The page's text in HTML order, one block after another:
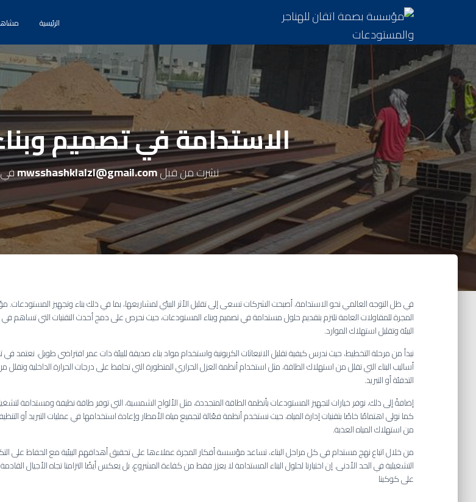
الرئيسية
الاستدامة في تصميم
نشرت من قبلmwsshashklalzl@gmail.com
في ظل التوجه العالمي نحو الاستدامة، أصبحت الشركات تسعى إلى تقليل الأثر البيئي لمشاريعها، بما في ذلك بناء وتجهيز
المجرة للمقاولات العامة تلتزم بتقديم حلول مستدامة في تصميم وبناء المستودعات، حيث نحرص على دمج أحدث التقنيات التي تساهم
البيئة وتقليل استهلاك الموارد.
نبدأ من مرحلة التخطيط، حيث ندرس كيفية تقليل الانبعاثات الكربونية واستخدام مواد بناء صديقة للبيئة ذات عمر افتراضي طويل. نعتمد في
أساليب البناء التي تقلل من استهلاك الطاقة، مثل استخدام أنظمة العزل الحراري المتطورة التي تحافظ على درجات الحرارة الداخلية وتقلل
التدفئة أو التبريد.
إضافةً إلى ذلك، نوفر خيارات لتجهيز المستودعات بأنظمة الطاقة المتجددة، مثل الألواح الشمسية، التي توفر طاقة نظيفة ومستدامة
كما نولي اهتمامًا خاصًا بتقنيات إدارة المياه، حيث نستخدم أنظمة فعّالة لتجميع مياه الأمطار وإعادة استخدامها في عمليات التبريد أو
من استهلاك المياه العذبة.
من خلال اتباع نهج مستدام في كل مراحل البناء، تساعد مؤسسة أفكار المجرة عملاءها على تحقيق أهدافهم البيئية مع الحفاظ على
التشغيلية في الحد الأدنى. إن اختيارنا لحلول البناء المستدامة لا يعزز فقط من كفاءة المشروع، بل يعكس أيضًا التزامنا تجاه الأجيال
على كوكبنا